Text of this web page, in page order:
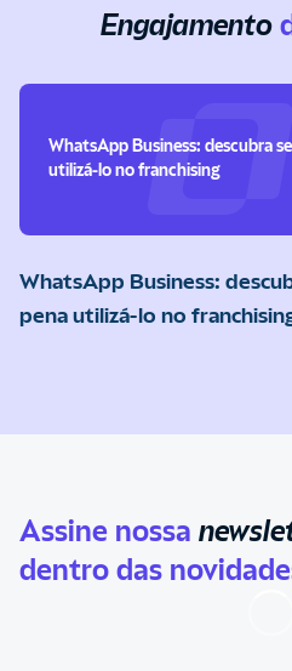
Engajamento
WhatsApp Business: descubra
utilizá-lo no franchising
WhatsApp Business:
pena utilizá-lo no
Assine nossa
dentro das